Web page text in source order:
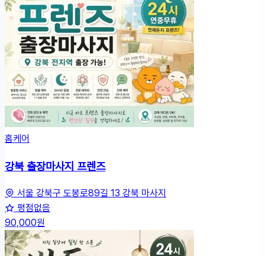
홈케어
강북 출장마사지 프렌즈
서울 강북구 도봉로89길 13 강북 마사지
평점없음
90,000원